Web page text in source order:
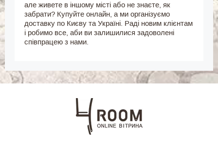
але живете в іншому місті або не знаєте, як
забрати? Купуйте онлайн, а ми організуємо
доставку по Києву та Україні. Раді новим клієнтам
і робимо все, аби ви залишилися задоволені
співпрацею з нами.